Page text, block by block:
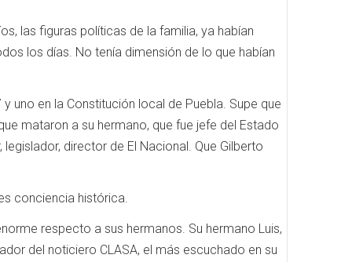
las figuras políticas de la familia, ya habían
los días. No tenía dimensión de lo que habían
uno en la Constitución local de Puebla. Supe que
mataron a su hermano, que fue jefe del Estado
director de El Nacional. Que Gilberto
conciencia histórica.
respecto a sus hermanos. Su hermano Luis,
del noticiero CLASA, el más escuchado en su